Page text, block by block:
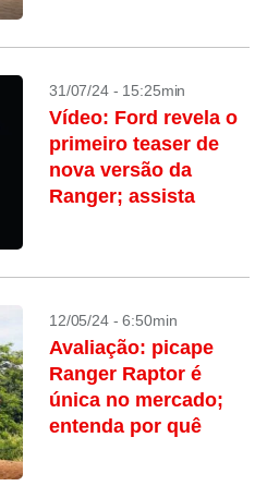
31/07/24 - 15:25min
Vídeo: Ford revela o
primeiro teaser de
nova versão da
Ranger; assista
12/05/24 - 6:50min
Avaliação: picape
Ranger Raptor é
única no mercado;
entenda por quê